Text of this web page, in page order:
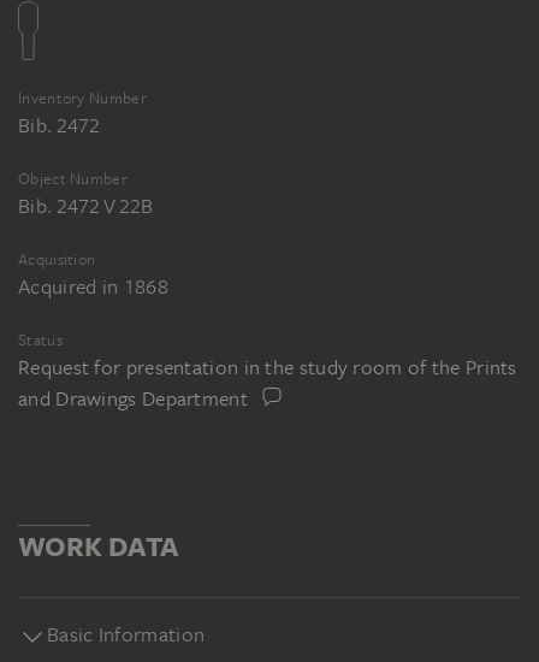
Inventory Number
Bib. 2472
Object Number
Bib. 2472 V 22B
Acquisition
Acquired in 1868
Status
Request for presentation in the study room of the Prints
and Drawings Department
WORK DATA
Basic Information